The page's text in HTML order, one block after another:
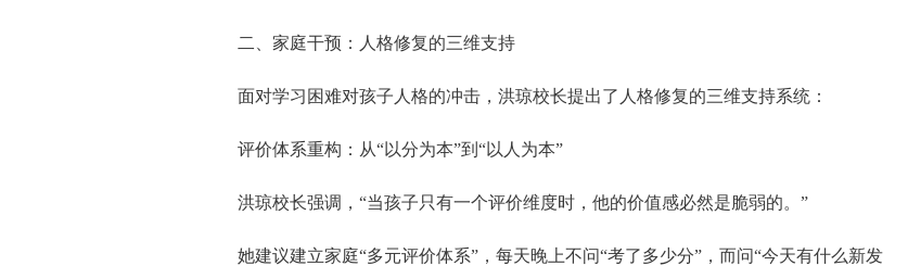
二、家庭干预：人格修复的三维支持
面对学习困难对孩子人格的冲击，洪琼校长提出了人格修复的三维支持系统：
评价体系重构：从“以分为本”到“以人为本”
洪琼校长强调，“当孩子只有一个评价维度时，他的价值感必然是脆弱的。”
她建议建立家庭“多元评价体系”，每天晚上不问“考了多少分”，而问“今天有什么新发